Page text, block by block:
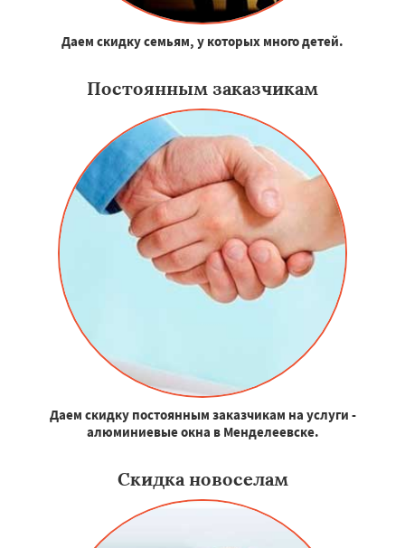
Даем скидку семьям, у которых много детей.
Постоянным заказчикам
Даем скидку постоянным заказчикам на услуги -
алюминиевые окна в Менделеевске.
Скидка новоселам